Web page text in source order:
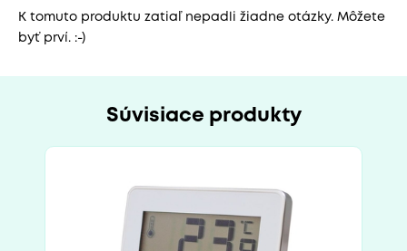
K tomuto produktu zatiaľ nepadli žiadne otázky. Môžete
byť prví. :-)
Súvisiace produkty